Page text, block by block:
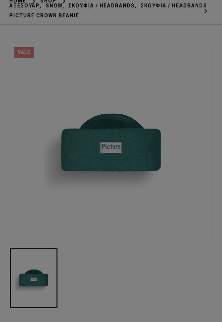
ΑΞΕΣΟΥΆΡ, SNOW, ΣΚΟΎΦΙΑ / HEADBANDS,
ΣΚΟΎΦΙΑ / HEADBANDS
PICTURE CROWN BEANIE
SALE